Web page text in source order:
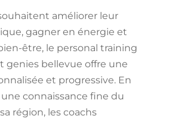
améliorer leur
gagner en énergie et
être, le personal training
genies bellevue offre une
et progressive. En
une connaissance fine du
région, les coachs